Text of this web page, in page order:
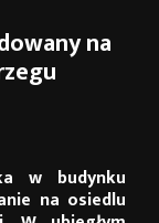
na
w budynku
na osiedlu